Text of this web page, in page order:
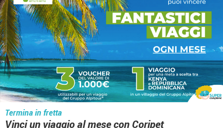
Termina in fretta
Vinci un viaggio al mese con Coripet